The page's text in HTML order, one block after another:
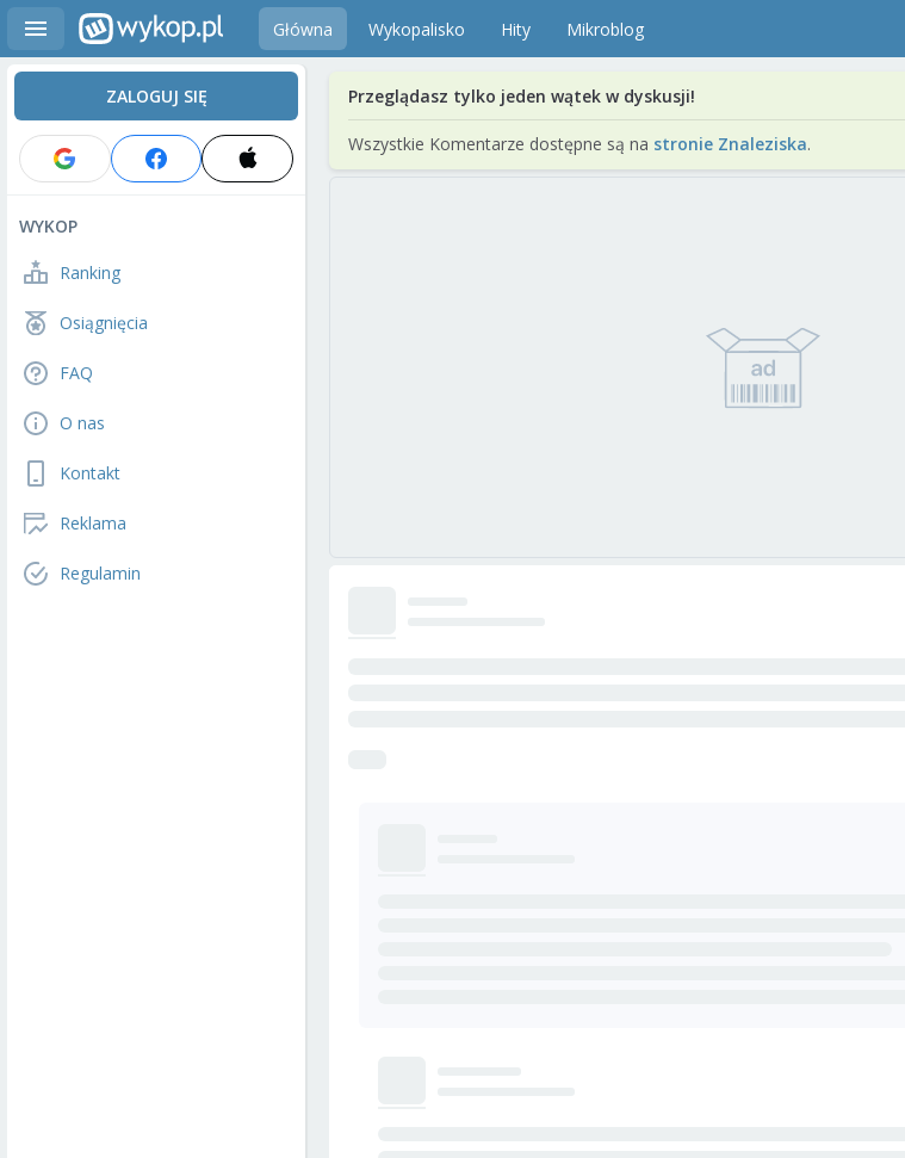
Główna Wykopalisko Hity Mikroblog
ZALOGUJ SIĘ
WYKOP
Ranking
Osiągnięcia
FAQ
O nas
Kontakt
Reklama
Regulamin
Przeglądasz tylko jeden wątek w dyskusji!
Wszystkie Komentarze dostępne są na stronie Znaleziska.